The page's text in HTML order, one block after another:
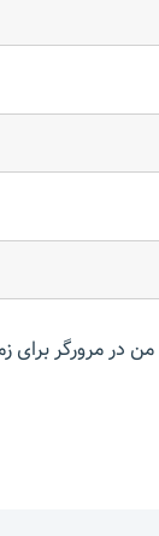
در مرورگر برای